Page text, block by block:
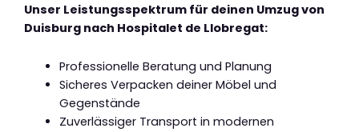
Unser Leistungsspektrum für deinen Umzug von
Duisburg nach Hospitalet de Llobregat:
Professionelle Beratung und Planung
Sicheres Verpacken deiner Möbel und
Gegenstände
Zuverlässiger Transport in modernen